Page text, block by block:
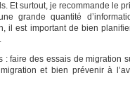
Et surtout, je recommande le
grande quantité
il est important de bien
faire des essais de migration
et bien prévenir à